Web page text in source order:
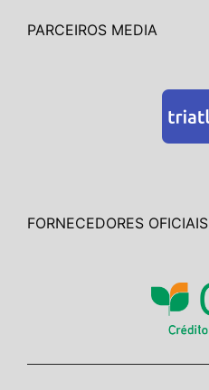
PARCEIROS MEDIA
FORNECEDORES OFICIAIS